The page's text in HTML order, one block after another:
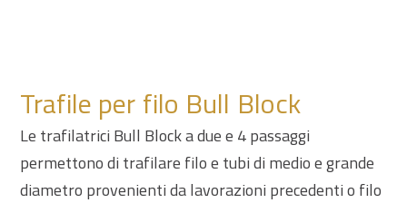
Trafile per filo Bull Block
Le trafilatrici Bull Block a due e 4 passaggi
permettono di trafilare filo e tubi di medio e grande
diametro provenienti da lavorazioni precedenti o filo